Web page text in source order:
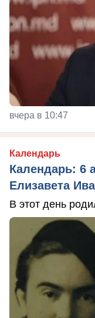
вчера в 10:47
Календарь
Календарь: 6
Елизавета
В этот день